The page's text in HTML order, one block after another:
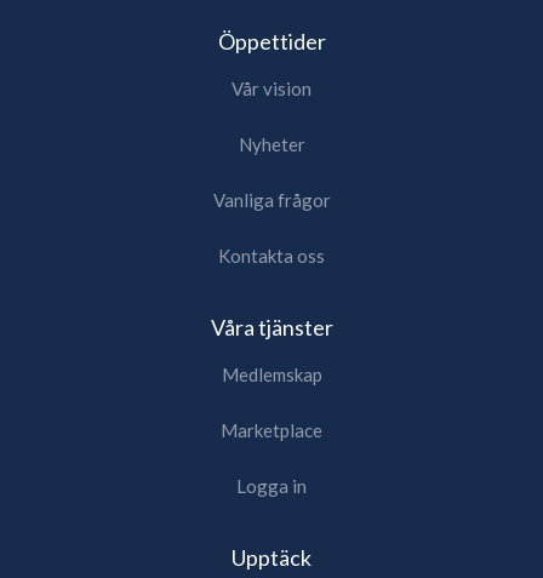
Öppettider
Vår vision
Nyheter
Vanliga frågor
Kontakta oss
Våra tjänster
Medlemskap
Marketplace
Logga in
Upptäck